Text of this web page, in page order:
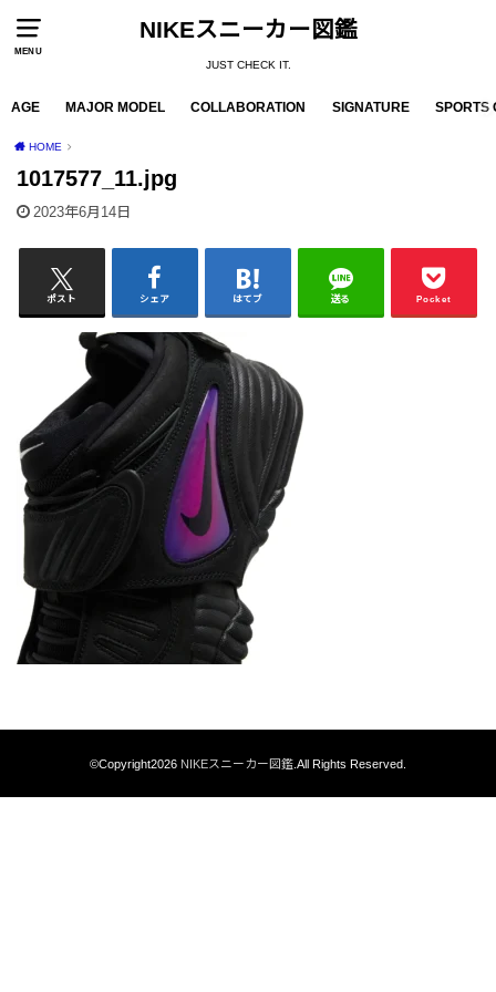
MENU
NIKEスニーカー図鑑
JUST CHECK IT.
AGE MAJOR MODEL COLLABORATION SIGNATURE SPORTS
HOME
1017577_11.jpg
2023年6月14日
ポスト シェア はてブ 送る Pocket
©Copyright2026 NIKEスニーカー図鑑.All Rights Reserved.